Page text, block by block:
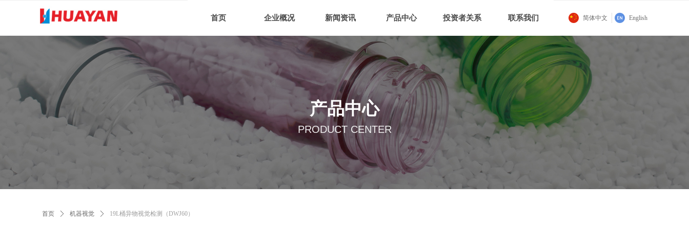
简体中文 English
首页 企业概况 新闻资讯 产品中心 投资者关系 联系我们
首页 ꄲ 机器视觉 ꄲ 19L桶异物视觉检测（DWJ60）
产品中心
PRODUCT CENTER